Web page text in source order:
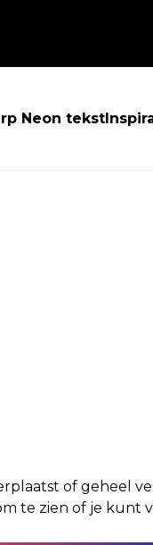
Neon tekst
of geheel
te zien of je kunt